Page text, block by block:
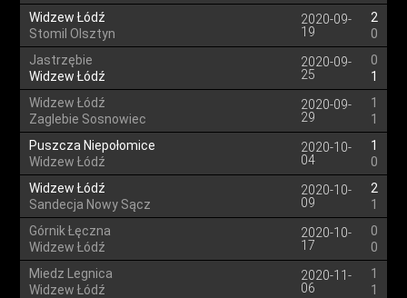
Widzew Łódź
Stomil Olsztyn
2020-09-
19
2
0
Jastrzębie
Widzew Łódź
2020-09-
25
0
1
Widzew Łódź
Zaglebie Sosnowiec
2020-09-
29
1
1
Puszcza Niepołomice
Widzew Łódź
2020-10-
04
1
0
Widzew Łódź
Sandecja Nowy Sącz
2020-10-
09
2
1
Górnik Łęczna
Widzew Łódź
2020-10-
17
0
0
Miedz Legnica
Widzew Łódź
2020-11-
06
1
1